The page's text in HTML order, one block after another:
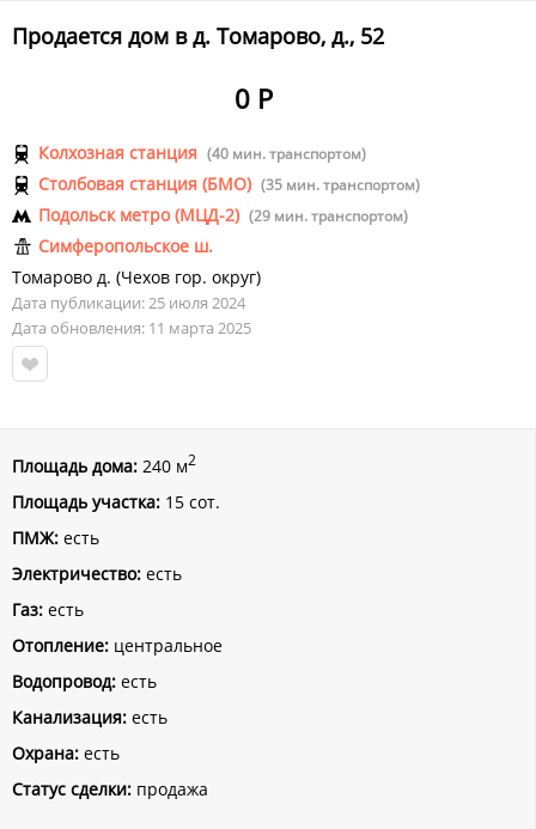
Продается дом в д. Томарово, д., 52
0 Р
Колхозная станция (40 мин. транспортом)
Столбовая станция (БМО) (35 мин. транспортом)
Подольск метро (МЦД-2) (29 мин. транспортом)
Симферопольское ш.
Томарово д. (Чехов гор. округ)
Дата публикации: 25 июля 2024
Дата обновления: 11 марта 2025
Площадь дома: 240 м2
Площадь участка: 15 сот.
ПМЖ: есть
Электричество: есть
Газ: есть
Отопление: центральное
Водопровод: есть
Канализация: есть
Охрана: есть
Статус сделки: продажа